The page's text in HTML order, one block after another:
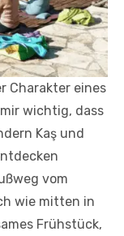
Charakter eines
wichtig, dass
Kaş und
vom
wie mitten in
Frühstück,